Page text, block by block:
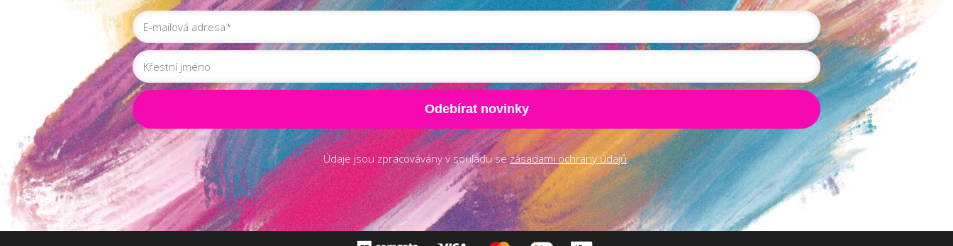
Odebírat novinky
Údaje jsou zpracovávány v souladu sezásadami ochrany údajů.